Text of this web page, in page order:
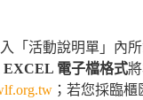
「活動說明單」內
EXCEL 電子檔格式
；若您採臨